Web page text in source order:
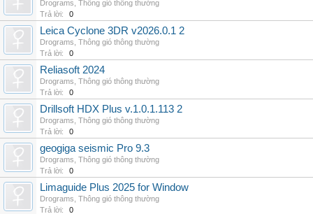
Drograms Thông gió thông thường
Trả lời:
0
Leica Cyclone 3DR v2026.0.1 2
Drograms Thông gió thông thường
Trả lời:
0
Reliasoft 2024
Drograms Thông gió thông thường
Trả lời:
0
Drillsoft HDX Plus v.1.0.1.113 2
Drograms Thông gió thông thường
Trả lời:
0
geogiga seismic Pro 9.3
Drograms Thông gió thông thường
Trả lời:
0
Limaguide Plus 2025 for Window
Drograms Thông gió thông thường
Trả lời:
0